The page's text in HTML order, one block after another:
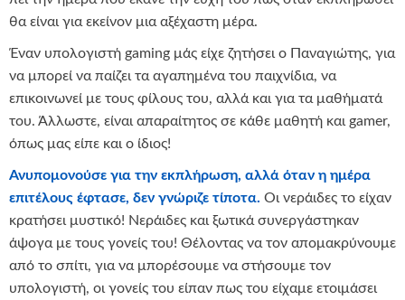
θα είναι για εκείνον μια αξέχαστη μέρα.
Έναν υπολογιστή gaming μάς είχε ζητήσει ο Παναγιώτης, για
να μπορεί να παίζει τα αγαπημένα του παιχνίδια, να
επικοινωνεί με τους φίλους του, αλλά και για τα μαθήματά
του. Άλλωστε, είναι απαραίτητος σε κάθε μαθητή και gamer,
όπως μας είπε και ο ίδιος!
Ανυπομονούσε για την εκπλήρωση, αλλά όταν η ημέρα
επιτέλους έφτασε, δεν γνώριζε τίποτα. Οι νεράιδες το είχαν
κρατήσει μυστικό! Νεράιδες και ξωτικά συνεργάστηκαν
άψογα με τους γονείς του! Θέλοντας να τον απομακρύνουμε
από το σπίτι, για να μπορέσουμε να στήσουμε τον
υπολογιστή, οι γονείς του είπαν πως του είχαμε ετοιμάσει